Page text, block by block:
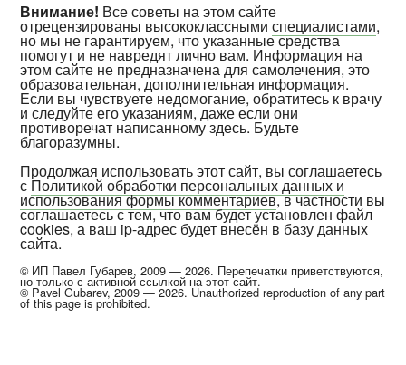
Внимание! Все советы на этом сайте
отрецензированы высококласснымиспециалистами,
но мы не гарантируем, что указанные средства
помогут и не навредят лично вам. Информация на
этом сайте не предназначена для самолечения, это
образовательная, дополнительная информация.
Если вы чувствуете недомогание, обратитесь к врачу
и следуйте его указаниям, даже если они
противоречат написанному здесь. Будьте
благоразумны.
Продолжая использовать этот сайт, вы соглашаетесь
с Политикой обработки персональных данных и
использования формы комментариев, в частности вы
соглашаетесь с тем, что вам будет установлен файл
cookies, а ваш ip-адрес будет внесён в базу данных
сайта.
© ИП Павел Губарев, 2009 — 2026. Перепечатки приветствуются,
но только с активной ссылкой на этот сайт.
© Pavel Gubarev, 2009 — 2026. Unauthorized reproduction of any part
of this page is prohibited.